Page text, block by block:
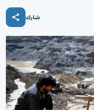
شارك